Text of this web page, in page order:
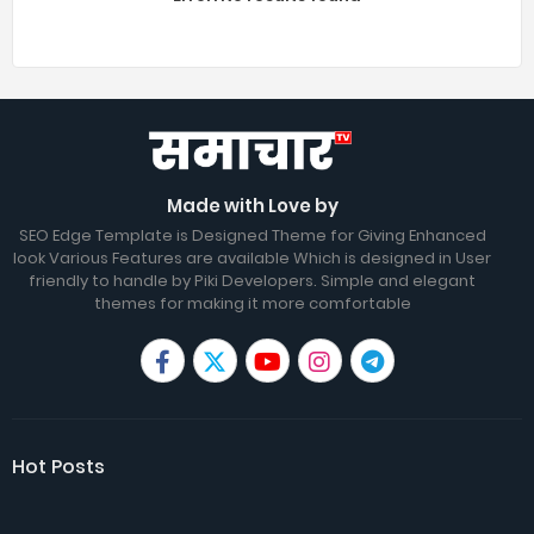
Made with Love by
SEO Edge Template is Designed Theme for Giving Enhanced
look Various Features are available Which is designed in User
friendly to handle by Piki Developers. Simple and elegant
themes for making it more comfortable
Hot Posts